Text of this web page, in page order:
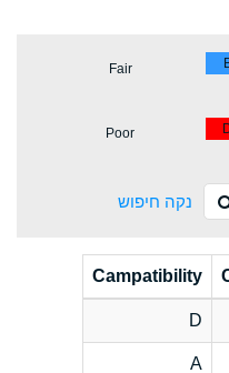
Fair
Poor
נקה חיפוש
Campatibility
D
A